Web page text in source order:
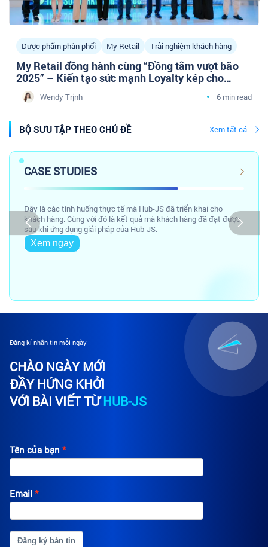
Dược phẩm phân phối My Retail Trải nghiệm khách hàng
My Retail đồng hành cùng “Đồng tâm vượt bão
2025” – Kiến tạo sức mạnh Loyalty kép cho
doanh nghiệp Dược phân phối cùng cộng đồng
Tâm sự Marketing Y Dược
Wendy Trịnh 6 min read
BỘ SƯU TẬP THEO CHỦ ĐỀ Xem tất cả
CASE STUDIES
Đây là các tình huống thực tế mà Hub-JS đã triển khai cho
khách hàng. Cùng với đó là kết quả mà khách hàng đã đạt được
sau khi ứng dụng giải pháp của Hub-JS.
Xem ngay
Đăng kí nhận tin mỗi ngày
CHÀO NGÀY MỚI
ĐẦY HỨNG KHỞI
VỚI BÀI VIẾT TỪHUB-JS
Tên của bạn
Email
Đăng ký bản tin